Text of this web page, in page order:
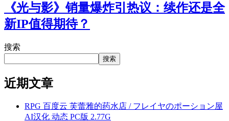
《光与影》销量爆炸引热议：续作还是全
新IP值得期待？
搜索
搜索
近期文章
RPG 百度云 芙蕾雅的药水店 / フレイヤのポーション屋
AI汉化 动态 PC版 2.77G